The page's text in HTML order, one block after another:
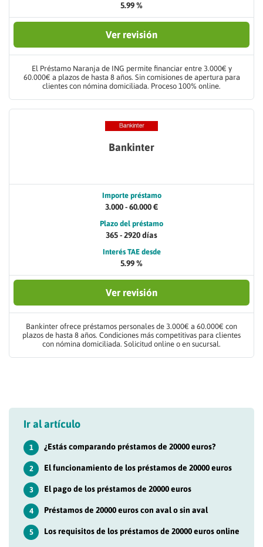
5.99 %
Ver revisión
El Préstamo Naranja de ING permite financiar entre 3.000€ y
60.000€ a plazos de hasta 8 años. Sin comisiones de apertura para
clientes con nómina domiciliada. Proceso 100% online.
Bankinter
Importe préstamo
3.000 - 60.000 €
Plazo del préstamo
365 - 2920 días
Interés TAE desde
5.99 %
Ver revisión
Bankinter ofrece préstamos personales de 3.000€ a 60.000€ con
plazos de hasta 8 años. Condiciones más competitivas para clientes
con nómina domiciliada. Solicitud online o en sucursal.
Ir al artículo
1 ¿Estás comparando préstamos de 20000 euros?
2 El funcionamiento de los préstamos de 20000 euros
3 El pago de los préstamos de 20000 euros
4 Préstamos de 20000 euros con aval o sin aval
5 Los requisitos de los préstamos de 20000 euros online